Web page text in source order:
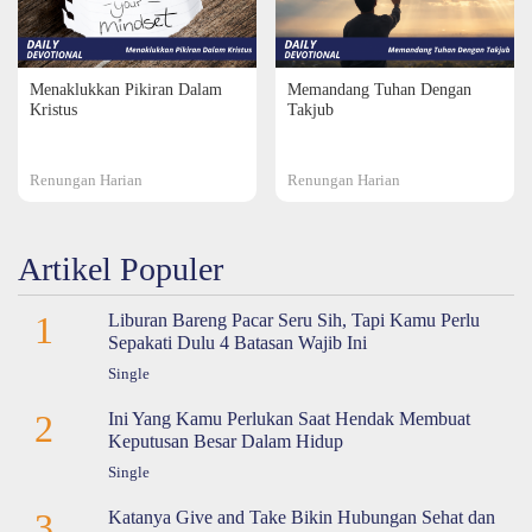
Menaklukkan Pikiran Dalam
Kristus
Renungan Harian
Memandang Tuhan Dengan
Takjub
Renungan Harian
Artikel Populer
1
Liburan Bareng Pacar Seru Sih, Tapi Kamu Perlu
Sepakati Dulu 4 Batasan Wajib Ini
Single
2
Ini Yang Kamu Perlukan Saat Hendak Membuat
Keputusan Besar Dalam Hidup
Single
Katanya Give and Take Bikin Hubungan Sehat dan